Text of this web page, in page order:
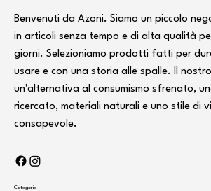
Benvenuti da Azoni. Siamo un piccolo
in articoli senza tempo e di alta qualità
giorni. Selezioniamo prodotti fatti per
usare e con una storia alle spalle. Il
un'alternativa al consumismo sfrenato,
ricercato, materiali naturali e uno stile di
consapevole.
Categorie